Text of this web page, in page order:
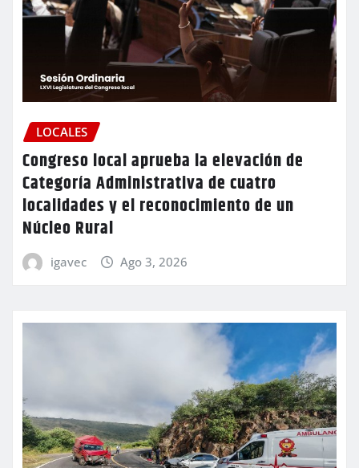
LOCALES
Congreso local aprueba la elevación de
Categoría Administrativa de cuatro
localidades y el reconocimiento de un
Núcleo Rural
igavec Ago 3, 2026